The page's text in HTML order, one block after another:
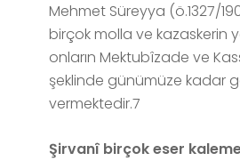
Mehmet Süreyya (ö.1327/
birçok molla ve kazaskerin
onların Mektubîzade ve
şeklinde günümüze kadar
vermektedir.7
Şirvanî birçok eser kaleme